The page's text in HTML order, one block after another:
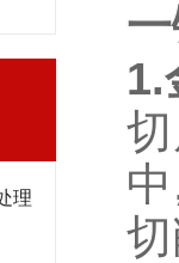
理
1.